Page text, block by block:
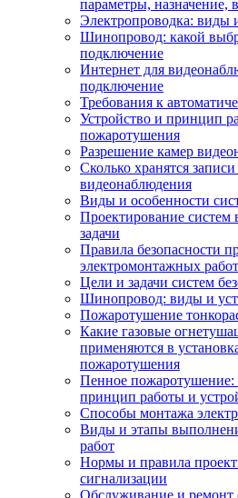
параметры, назначение,
Электропроводка: виды
Шинопровод: какой
подключение
Интернет для
подключение
Требования к
Устройство и принцип
пожаротушения
Разрешение камер
Сколько хранятся
видеонаблюдения
Виды и особенности
Проектирование систем
задачи
Правила безопасности
электромонтажных работ
Цели и задачи систем
Шинопровод: виды и
Пожаротушение
Какие газовые
применяются в
пожаротушения
Пенное
принцип работы и
Способы монтажа
Виды и этапы
работ
Нормы и правила
сигнализации
Обслуживание и ремонт